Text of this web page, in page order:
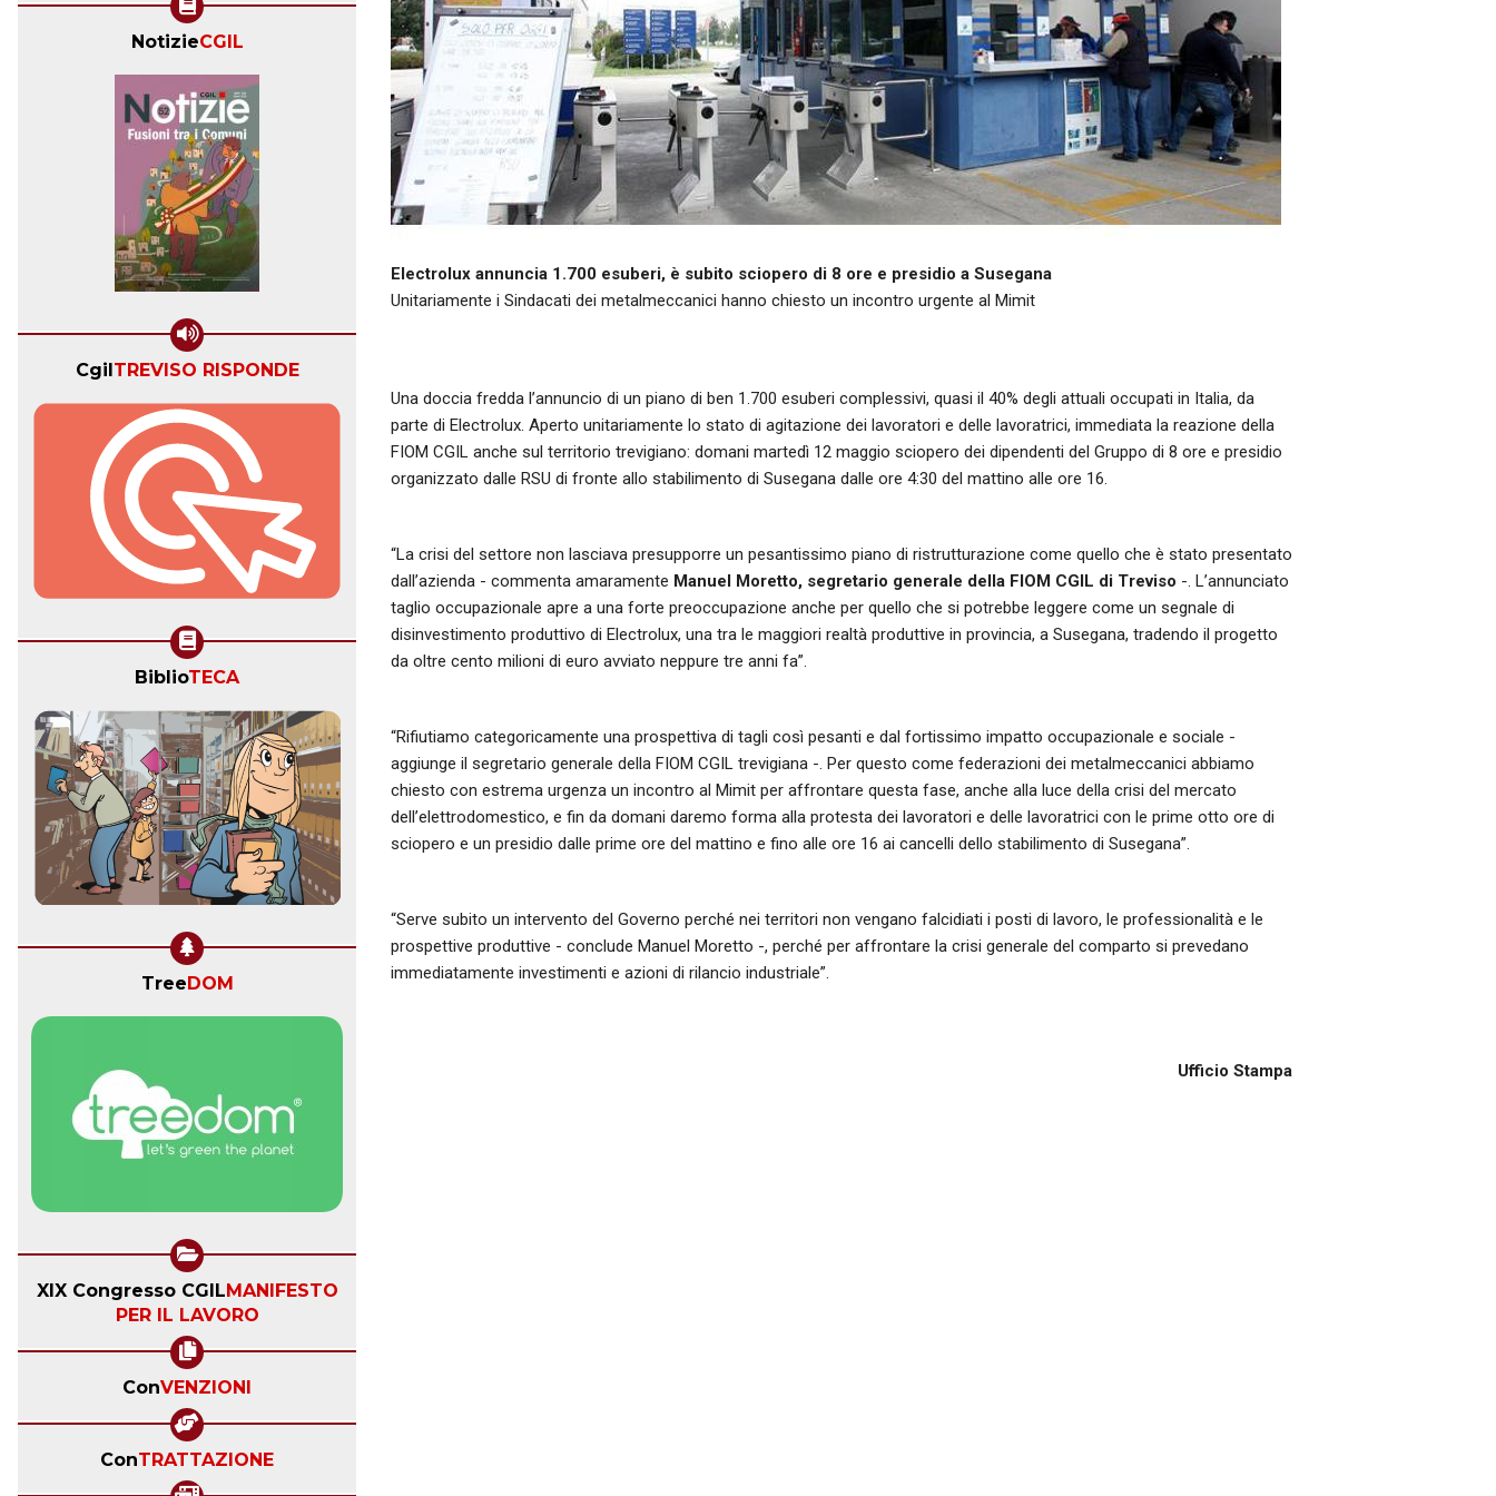
Electrolux annuncia 1.700 esuberi, è subito sciopero di 8 ore e presidio a Susegana
Unitariamente i Sindacati dei metalmeccanici hanno chiesto un incontro urgente al Mimit
Una doccia fredda l’annuncio di un piano di ben 1.700 esuberi complessivi, quasi il 40% degli attuali occupati in Italia, da
parte di Electrolux. Aperto unitariamente lo stato di agitazione dei lavoratori e delle lavoratrici, immediata la reazione della
FIOM CGIL anche sul territorio trevigiano: domani martedì 12 maggio sciopero dei dipendenti del Gruppo di 8 ore e presidio
organizzato dalle RSU di fronte allo stabilimento di Susegana dalle ore 4:30 del mattino alle ore 16.
“La crisi del settore non lasciava presupporre un pesantissimo piano di ristrutturazione come quello che è stato presentato
dall’azienda - commenta amaramente Manuel Moretto, segretario generale della FIOM CGIL di Treviso -. L’annunciato
taglio occupazionale apre a una forte preoccupazione anche per quello che si potrebbe leggere come un segnale di
disinvestimento produttivo di Electrolux, una tra le maggiori realtà produttive in provincia, a Susegana, tradendo il progetto
da oltre cento milioni di euro avviato neppure tre anni fa”.
“Rifiutiamo categoricamente una prospettiva di tagli così pesanti e dal fortissimo impatto occupazionale e sociale -
aggiunge il segretario generale della FIOM CGIL trevigiana -. Per questo come federazioni dei metalmeccanici abbiamo
chiesto con estrema urgenza un incontro al Mimit per affrontare questa fase, anche alla luce della crisi del mercato
dell’elettrodomestico, e fin da domani daremo forma alla protesta dei lavoratori e delle lavoratrici con le prime otto ore di
sciopero e un presidio dalle prime ore del mattino e fino alle ore 16 ai cancelli dello stabilimento di Susegana”.
“Serve subito un intervento del Governo perché nei territori non vengano falcidiati i posti di lavoro, le professionalità e le
prospettive produttive - conclude Manuel Moretto -, perché per affrontare la crisi generale del comparto si prevedano
immediatamente investimenti e azioni di rilancio industriale”.
Ufficio Stampa
NotizieCGIL
CgilTREVISO RISPONDE
BiblioTECA
TreeDOM
XIX Congresso CGILMANIFESTO
PER IL LAVORO
ConVENZIONI
ConTRATTAZIONE